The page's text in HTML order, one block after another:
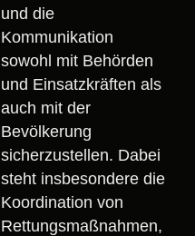
und die
Kommunikation
sowohl mit Behörden
und Einsatzkräften als
auch mit der
Bevölkerung
sicherzustellen. Dabei
steht insbesondere die
Koordination von
Rettungsmaßnahmen,